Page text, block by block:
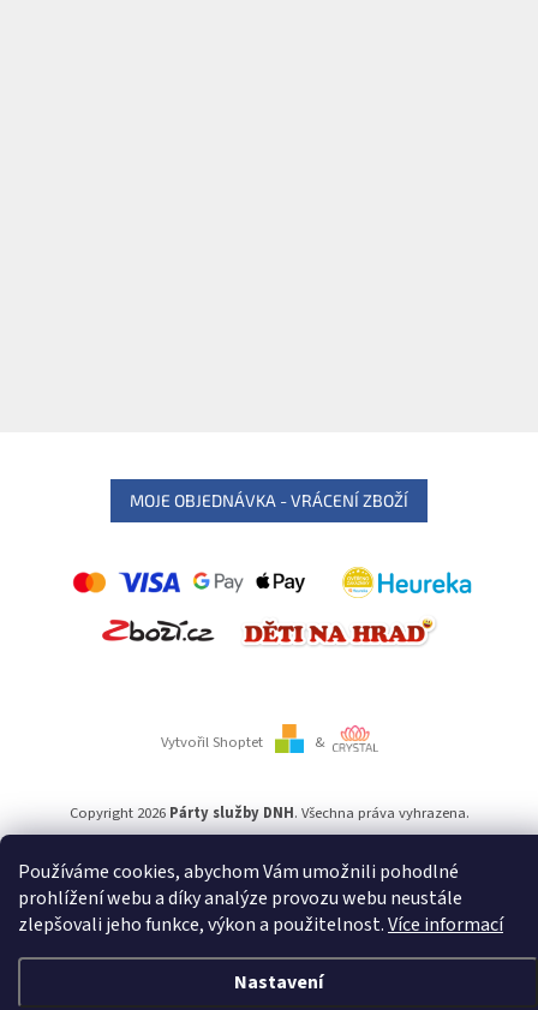
Používáme cookies, abychom Vám umožnili pohodlné
prohlížení webu a díky analýze provozu webu neustále
zlepšovali jeho funkce, výkon a použitelnost.Více informací
Nastavení
MOJE OBJEDNÁVKA - VRÁCENÍ ZBOŽÍ
Vytvořil Shoptet &
Copyright 2026 Párty služby DNH. Všechna práva vyhrazena.
Používámeověření věku Adulto